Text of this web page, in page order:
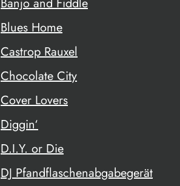
Blues Home
Castrop Rauxel
Chocolate City
Cover Lovers
Diggin‘
D.I.Y. or Die
DJ Pfandflaschenabgabegerät